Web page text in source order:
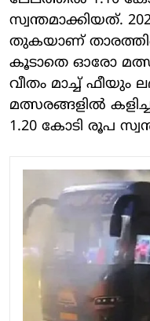
സ്വന്തമാക്കിയത്.
തുകയാണ്
കൂടാതെ ഓരോ
വീതം മാച്ച് ഫീയും
മത്സരങ്ങളിൽ
1.20 കോടി രൂപ